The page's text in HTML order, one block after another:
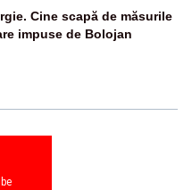
Cine scapă de măsurile
impuse de Bolojan